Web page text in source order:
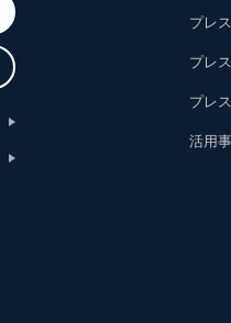
プレ
プレ
プレ
活用